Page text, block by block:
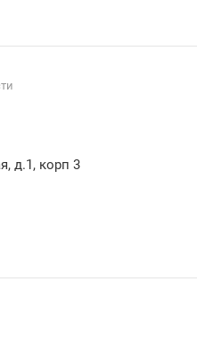
д.1, корп 3